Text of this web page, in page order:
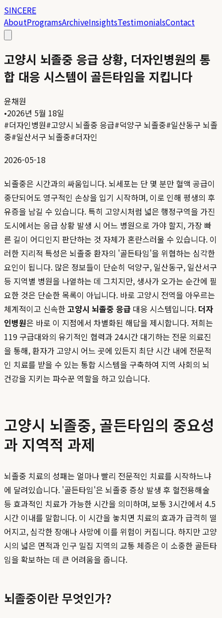
SINCERE
AboutProgramsArchiveInsightsTestimonialsContact
고양시 뇌졸중 응급 상황, 더자인병원의 통
합 대응 시스템이 골든타임을 지킵니다
윤채원
•2026년 5월 18일
#더자인병원#고양시 뇌졸중 응급#덕양구 뇌졸중#일산동구 뇌졸
중#일산서구 뇌졸중#더자인
2026-05-18
뇌졸중은 시간과의 싸움입니다. 뇌세포는 단 몇 분만 혈액 공급이
중단되어도 영구적인 손상을 입기 시작하며, 이로 인해 평생의 후
유증을 남길 수 있습니다. 특히 고양시처럼 넓은 행정구역을 가진
도시에서는 응급 상황 발생 시 어느 병원으로 가야 할지, 가장 빠
른 길이 어디인지 판단하는 것 자체가 혼란스러울 수 있습니다. 이
러한 지리적 특성은 뇌졸중 환자의 '골든타임'을 위협하는 심각한
요인이 됩니다. 많은 정보들이 단순히 덕양구, 일산동구, 일산서구
등 지역별 병원을 나열하는 데 그치지만, 생사가 오가는 순간에 필
요한 것은 단순한 목록이 아닙니다. 바로 고양시 전역을 아우르는
체계적이고 신속한고양시 뇌졸중 응급 대응 시스템입니다. 더자
인병원은 바로 이 지점에서 차별화된 해답을 제시합니다. 저희는
119 구급대와의 유기적인 협력과 24시간 대기하는 전문 의료진
을 통해, 환자가 고양시 어느 곳에 있든지 최단 시간 내에 전문적
인 치료를 받을 수 있는 통합 시스템을 구축하여 지역 사회의 뇌
건강을 지키는 파수꾼 역할을 하고 있습니다.
고양시 뇌졸중, 골든타임의 중요성
과 지역적 과제
뇌졸중 치료의 성패는 얼마나 빨리 전문적인 치료를 시작하느냐
에 달려있습니다. '골든타임'은 뇌졸중 증상 발생 후 혈전용해술
등 효과적인 치료가 가능한 시간을 의미하며, 보통 3시간에서 4.5
시간 이내를 말합니다. 이 시간을 놓치면 치료의 효과가 급격히 떨
어지고, 심각한 장애나 사망에 이를 위험이 커집니다. 하지만 고양
시의 넓은 면적과 인구 밀집 지역의 교통 체증은 이 소중한 골든타
임을 확보하는 데 큰 어려움을 줍니다.
뇌졸중이란 무엇인가?